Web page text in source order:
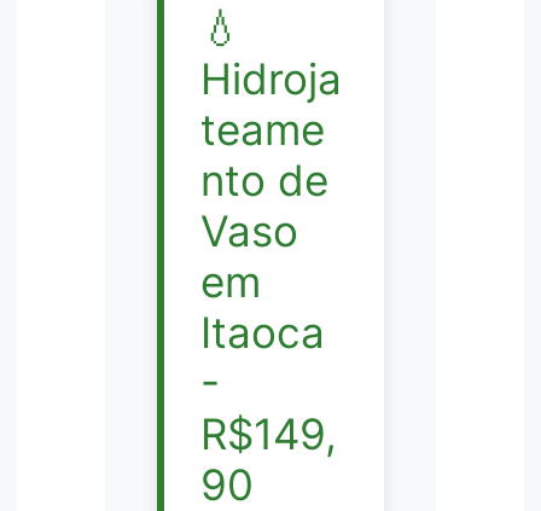
💧
Hidroja
teame
nto de
Vaso
em
Itaoca
-
R$149,
90